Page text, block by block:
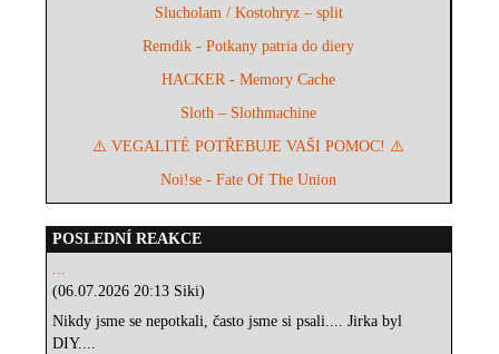
Slucholam / Kostohryz – split
Remdik - Potkany patria do diery
HACKER - Memory Cache
Sloth – Slothmachine
⚠️ VEGALITÉ POTŘEBUJE VAŠI POMOC! ⚠️
Noi!se - Fate Of The Union
POSLEDNÍ REAKCE
...
(06.07.2026 20:13 Siki)
Nikdy jsme se nepotkali, často jsme si psali.... Jirka byl
DIY....